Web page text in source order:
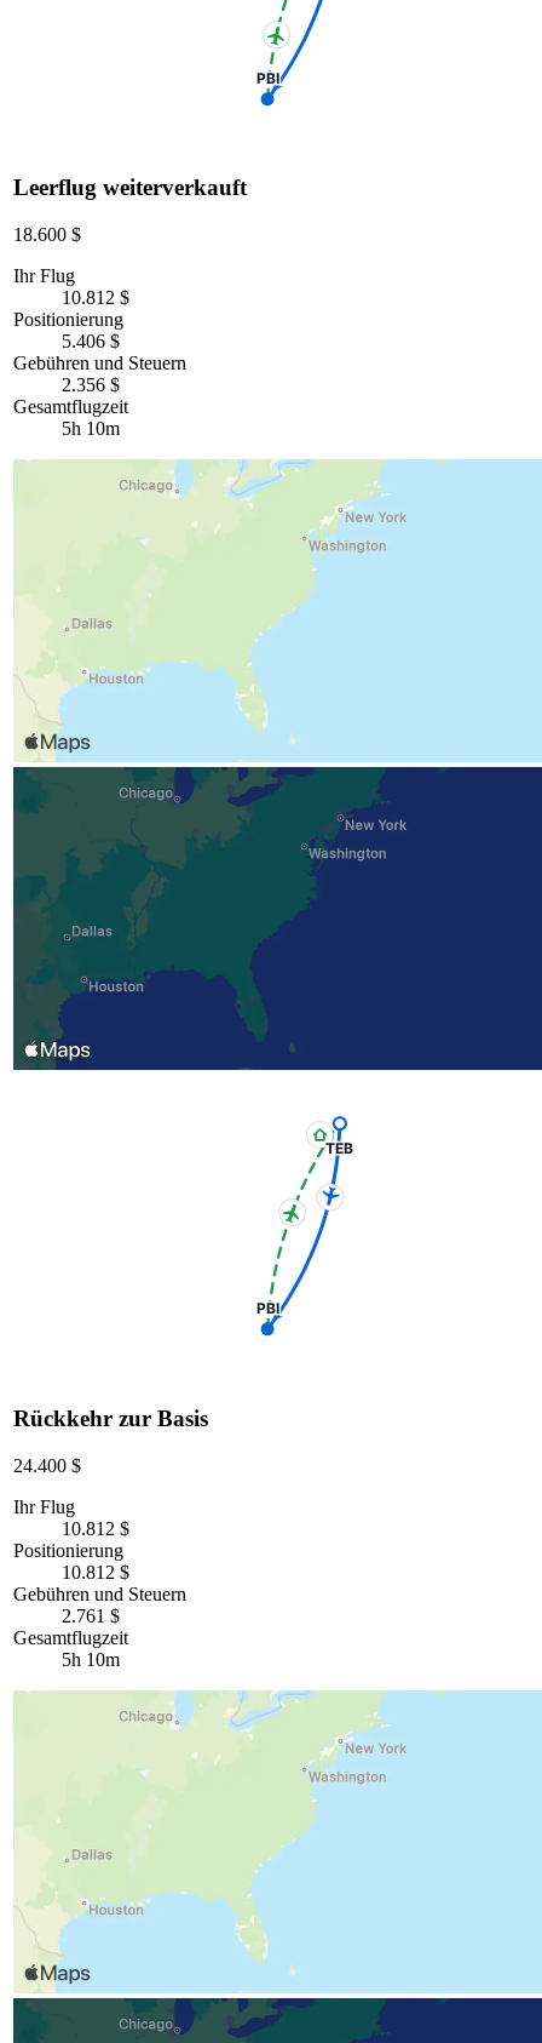
PBI
Leerflug weiterverkauft
18.600 $
Ihr Flug
10.812 $
Positionierung
5.406 $
Gebühren und Steuern
2.356 $
Gesamtflugzeit
5h 10m
TEB
PBI
Rückkehr zur Basis
24.400 $
Ihr Flug
10.812 $
Positionierung
10.812 $
Gebühren und Steuern
2.761 $
Gesamtflugzeit
5h 10m